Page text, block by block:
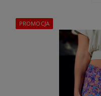
PROMOCJA